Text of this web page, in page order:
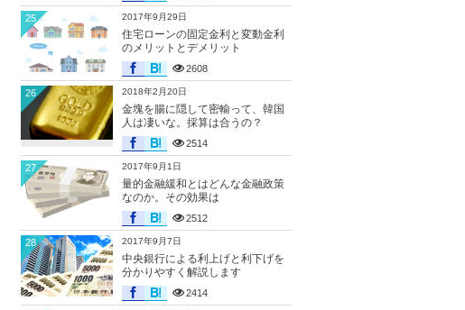
2017年9月29日
住宅ローンの固定金利と変動金利
のメリットとデメリット
2608
25
2018年2月20日
金塊を腸に隠して密輸って、韓国
人は凄いな。採算は合うの？
2514
26
2017年9月1日
量的金融緩和とはどんな金融政策
なのか。その効果は
2512
27
2017年9月7日
中央銀行による利上げと利下げを
分かりやすく解説します
2414
28